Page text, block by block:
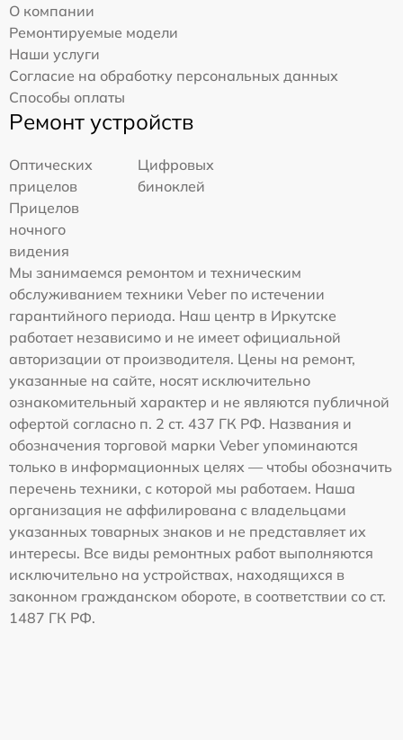
О компании
Ремонтируемые модели
Наши услуги
Согласие на обработку персональных данных
Способы оплаты
Ремонт устройств
Оптических
прицелов
Цифровых
биноклей
Прицелов
ночного
видения
Мы занимаемся ремонтом и техническим
обслуживанием техники Veber по истечении
гарантийного периода. Наш центр в Иркутске
работает независимо и не имеет официальной
авторизации от производителя. Цены на ремонт,
указанные на сайте, носят исключительно
ознакомительный характер и не являются публичной
офертой согласно п. 2 ст. 437 ГК РФ. Названия и
обозначения торговой марки Veber упоминаются
только в информационных целях — чтобы обозначить
перечень техники, с которой мы работаем. Наша
организация не аффилирована с владельцами
указанных товарных знаков и не представляет их
интересы. Все виды ремонтных работ выполняются
исключительно на устройствах, находящихся в
законном гражданском обороте, в соответствии со ст.
1487 ГК РФ.